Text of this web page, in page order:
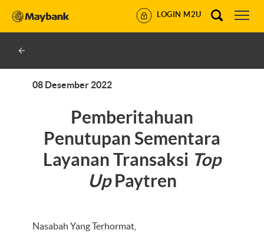
LOGIN M2U
08 Desember 2022
Pemberitahuan
Penutupan Sementara
Layanan Transaksi Top
UpPaytren
Nasabah Yang Terhormat,